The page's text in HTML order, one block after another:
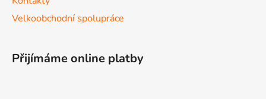
Velkoobchodní spolupráce
Přijímáme online platby